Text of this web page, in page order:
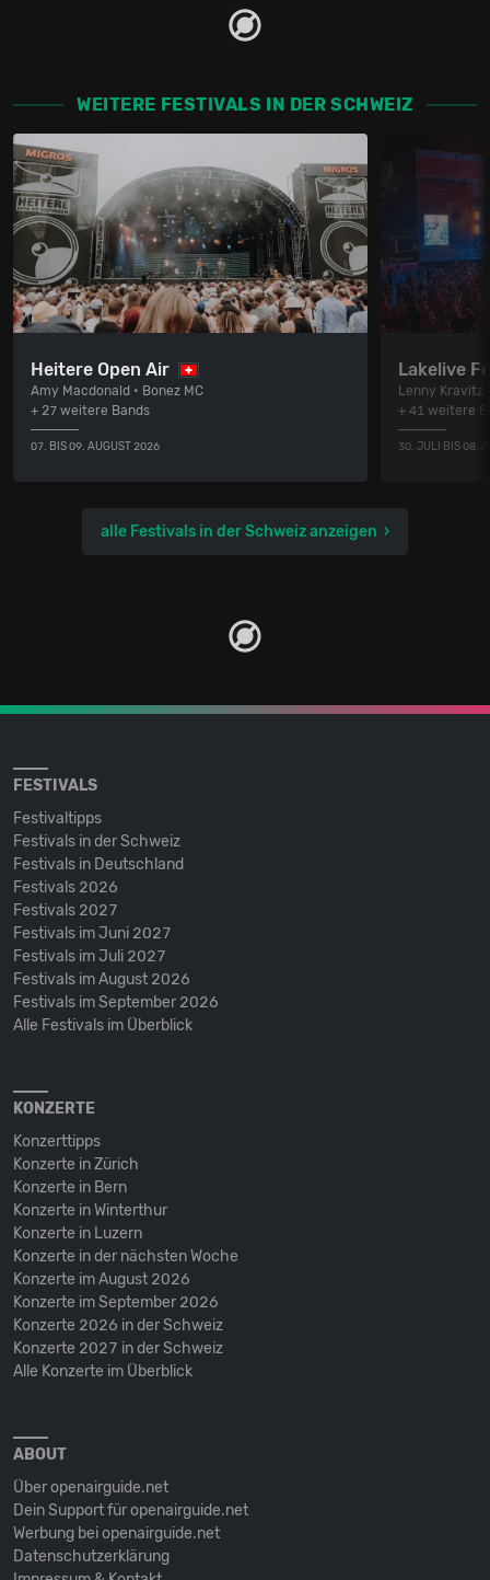
WEITERE FESTIVALS IN DER SCHWEIZ
Heitere Open Air
Amy Macdonald • Bonez MC
+ 27 weitere Bands
07. BIS 09. AUGUST 2026
Lakelive
Lenny Kravitz
+ 41 weitere
30. JULI BIS 08.
alle Festivals in der Schweiz anzeigen
FESTIVALS
Festivaltipps
Festivals in der Schweiz
Festivals in Deutschland
Festivals 2026
Festivals 2027
Festivals im Juni 2027
Festivals im Juli 2027
Festivals im August 2026
Festivals im September 2026
Alle Festivals im Überblick
KONZERTE
Konzerttipps
Konzerte in Zürich
Konzerte in Bern
Konzerte in Winterthur
Konzerte in Luzern
Konzerte in der nächsten Woche
Konzerte im August 2026
Konzerte im September 2026
Konzerte 2026 in der Schweiz
Konzerte 2027 in der Schweiz
Alle Konzerte im Überblick
ABOUT
Über openairguide.net
Dein Support für openairguide.net
Werbung bei openairguide.net
Datenschutz­erklärung